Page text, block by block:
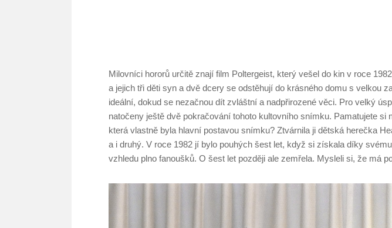
Milovníci hororů určitě znají film Poltergeist, který vešel do kin v roce
a jejich tři děti syn a dvě dcery se odstěhují do krásného domu s velkou
ideální, dokud se nezačnou dít zvláštní a nadpřirozené věci. Pro velký
natočeny ještě dvě pokračování tohoto kultovního snímku. Pamatujete si
která vlastně byla hlavní postavou snímku? Ztvárnila ji dětská herečka
a i druhý. V roce 1982 jí bylo pouhých šest let, když si získala díky
vzhledu plno fanoušků. O šest let později ale zemřela. Mysleli si, že má